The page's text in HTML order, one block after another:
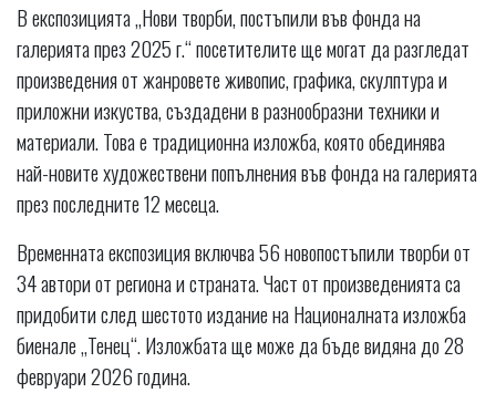
В експозицията „Нови творби, постъпили във фонда на
галерията през 2025 г.“ посетителите ще могат да разгледат
произведения от жанровете живопис, графика, скулптура и
приложни изкуства, създадени в разнообразни техники и
материали. Това е традиционна изложба, която обединява
най-новите художествени попълнения във фонда на галерията
през последните 12 месеца.
Временната експозиция включва 56 новопостъпили творби от
34 автори от региона и страната. Част от произведенията са
придобити след шестото издание на Националната изложба
биенале „Тенец“. Изложбата ще може да бъде видяна до 28
февруари 2026 година.